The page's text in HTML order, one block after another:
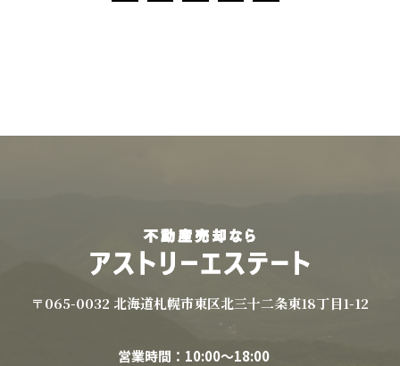
〒065-0032 北海道札幌市東区北三十二条東18丁目1-12
営業時間：10:00〜18:00